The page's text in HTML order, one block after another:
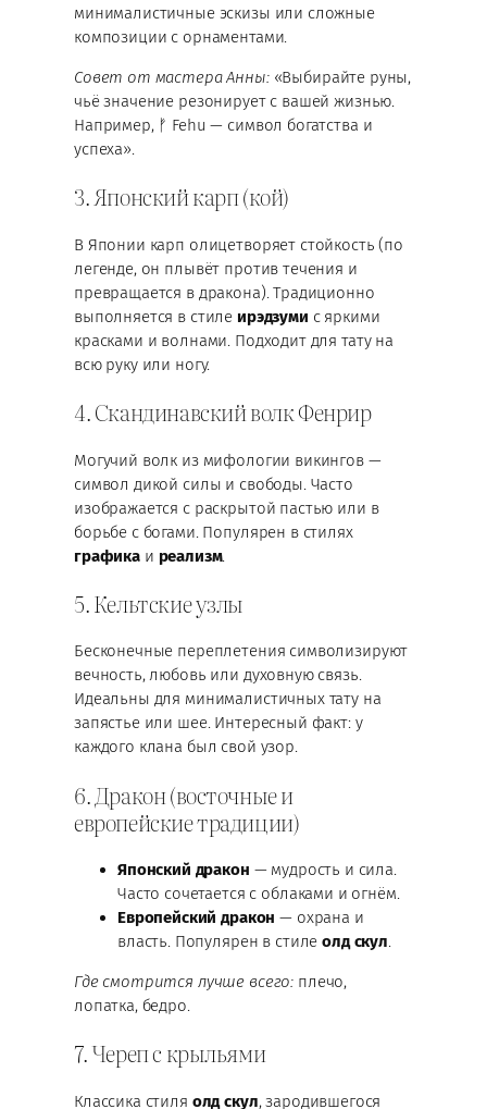
минималистичные эскизы или сложные
композиции с орнаментами.
Совет от мастера Анны:«Выбирайте руны,
чьё значение резонирует с вашей жизнью.
Например, ᚠ Fehu — символ богатства и
успеха».
3. Японский карп (кой)
В Японии карп олицетворяет стойкость (по
легенде, он плывёт против течения и
превращается в дракона). Традиционно
выполняется в стиле ирэдзуми с яркими
красками и волнами. Подходит для тату на
всю руку или ногу.
4. Скандинавский волк Фенрир
Могучий волк из мифологии викингов —
символ дикой силы и свободы. Часто
изображается с раскрытой пастью или в
борьбе с богами. Популярен в стилях
графикаи реализм.
5. Кельтские узлы
Бесконечные переплетения символизируют
вечность, любовь или духовную связь.
Идеальны для минималистичных тату на
запястье или шее. Интересный факт: у
каждого клана был свой узор.
6. Дракон (восточные и
европейские традиции)
Японский дракон — мудрость и сила.
Часто сочетается с облаками и огнём.
Европейский дракон — охрана и
власть. Популярен в стилеолд скул.
Где смотрится лучше всего: плечо,
лопатка, бедро.
7. Череп с крыльями
Классика стиля олд скул, зародившегося